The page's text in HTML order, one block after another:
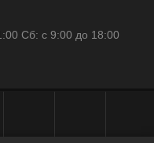
Сб: с 9:00 до 18:00